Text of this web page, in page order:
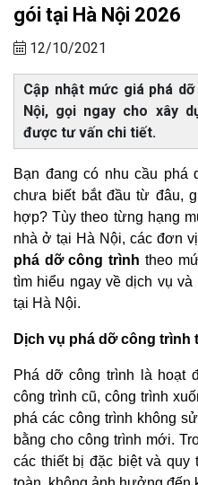
gói tại Hà Nội 2026
12/10/2021
Cập nhật mức giá phá
Nội, gọi ngay cho xây
được tư vấn chi tiết.
Bạn đang có nhu cầu
chưa biết bắt đầu từ đâu,
hợp? Tùy theo từng hạng
nhà ở tại Hà Nội, các đơn
phá dỡ công trình theo
tìm hiểu ngay về dịch vụ
tại Hà Nội.
Dịch vụ phá dỡ công trình
Phá dỡ công trình là hoạt
công trình cũ, công trình
phá các công trình không
bằng cho công trình mới.
các thiết bị đặc biệt và quy